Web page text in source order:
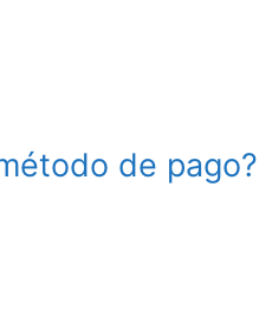
de pago?